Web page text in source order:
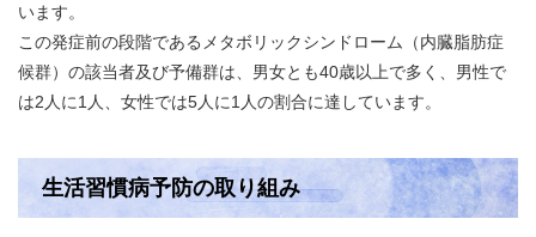
います。
この発症前の段階であるメタボリックシンドローム（内臓脂肪症
候群）の該当者及び予備群は、男女とも40歳以上で多く、男性で
は2人に1人、女性では5人に1人の割合に達しています。
生活習慣病予防の取り組み